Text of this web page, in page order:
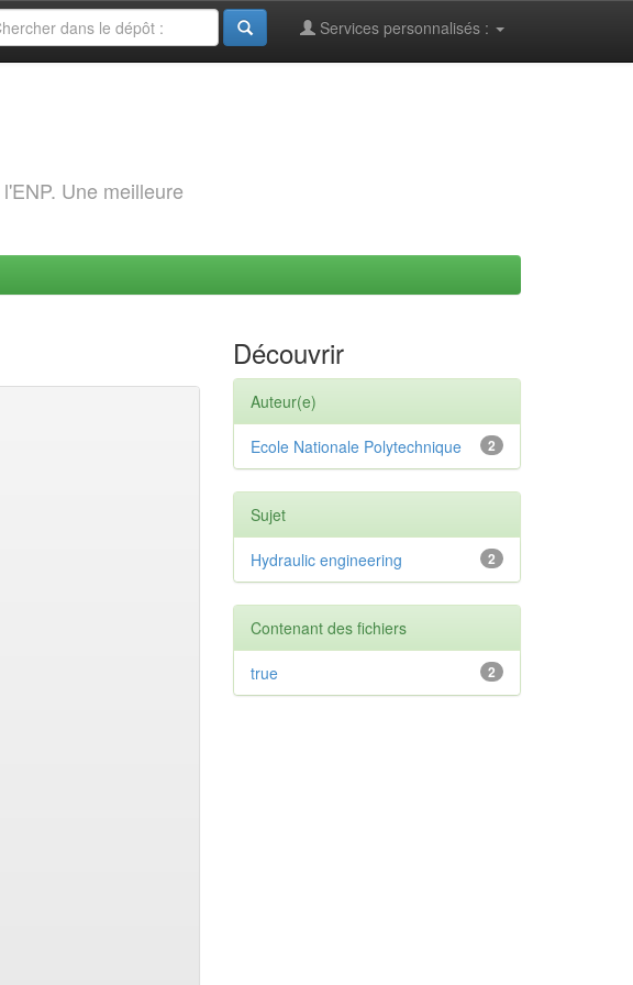
Services personnalisés :
Une meilleure
Découvrir
Auteur(e)
2
Ecole Nationale Polytechnique
Sujet
2
Hydraulic engineering
Contenant des fichiers
2
true